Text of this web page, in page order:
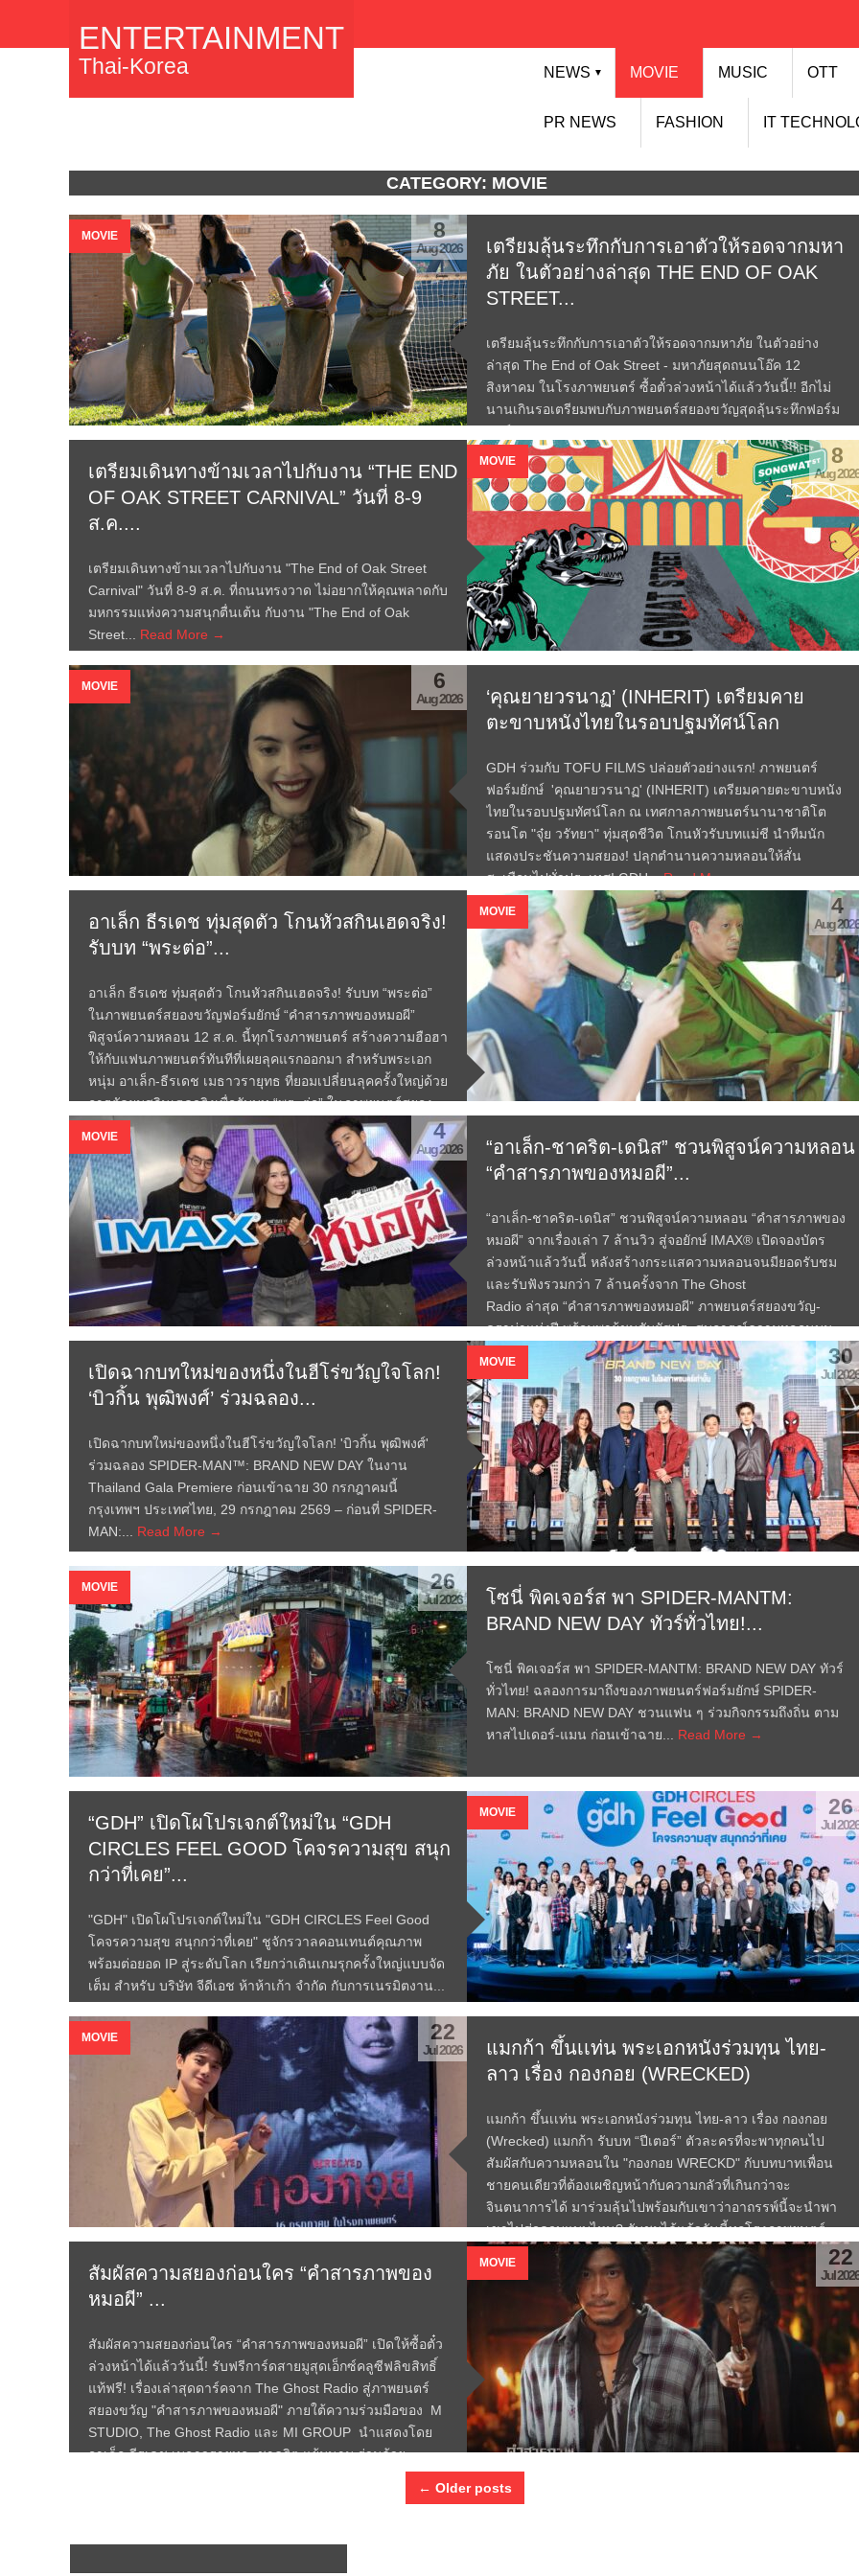
NEWS ▼ MOVIE MUSIC OTT
PR NEWS FASHION IT
ENTERTAINMENT
Thai-Korea
CATEGORY: MOVIE
MOVIE 8
Aug 2026
เตรียมลุ้นระทึกกับการเอาตัวให้รอดจากมหา
ภัย ในตัวอย่างล่าสุด THE END OF OAK
STREET...
เตรียมลุ้นระทึกกับการเอาตัวให้รอดจากมหาภัย ในตัวอย่าง
ล่าสุด The End of Oak Street - มหาภัยสุดถนนโอ๊ค 12
สิงหาคม ในโรงภาพยนตร์ ซื้อตั๋วล่วงหน้าได้แล้ววันนี้!! อีกไม่
นานเกินรอเตรียมพบกับภาพยนตร์สยองขวัญสุดลุ้นระทึกฟอร์ม
MOVIE 8
Aug
เตรียมเดินทางข้ามเวลาไปกับงาน “THE END
OF OAK STREET CARNIVAL” วันที่ 8-9
ส.ค....
เตรียมเดินทางข้ามเวลาไปกับงาน "The End of Oak Street
Carnival" วันที่ 8-9 ส.ค. ที่ถนนทรงวาด ไม่อยากให้คุณพลาดกับ
มหกรรมแห่งความสนุกตื่นเต้น กับงาน "The End of Oak
Street... Read More →
MOVIE 6
Aug 2026
‘คุณยายวรนาฏ’ (INHERIT) เตรียมคาย
ตะขาบหนังไทยในรอบปฐมทัศน์โลก
GDH ร่วมกับ TOFU FILMS ปล่อยตัวอย่างแรก! ภาพยนตร์
ฟอร์มยักษ์ 'คุณยายวรนาฏ' (INHERIT) เตรียมคายตะขาบหนัง
ไทยในรอบปฐมทัศน์โลก ณ เทศกาลภาพยนตร์นานาชาติโต
รอนโต "จุ๋ย วรัทยา" ทุ่มสุดชีวิต โกนหัวรับบทแม่ชี นำทีมนัก
แสดงประชันความสยอง! ปลุกตำนานความหลอนให้สั่น
สะเทือนไปทั่วประเทศ! GDH...Read More →
MOVIE 4
Aug
อาเล็ก ธีรเดช ทุ่มสุดตัว โกนหัวสกินเฮดจริง!
รับบท “พระต่อ”...
อาเล็ก ธีรเดช ทุ่มสุดตัว โกนหัวสกินเฮดจริง! รับบท “พระต่อ”
ในภาพยนตร์สยองขวัญฟอร์มยักษ์ “คำสารภาพของหมอผี”
พิสูจน์ความหลอน 12 ส.ค. นี้ทุกโรงภาพยนตร์ สร้างความฮือฮา
ให้กับแฟนภาพยนตร์ทันทีที่เผยลุคแรกออกมา สำหรับพระเอก
หนุ่ม อาเล็ก-ธีรเดช เมธาวรายุทธ ที่ยอมเปลี่ยนลุคครั้งใหญ่ด้วย
การตัดผมสกินเฮดจริงเพื่อรับบท “พระต่อ” ในภาพยนตร์สยอง
ขวัญเรื่องล่าสุด “คำสารภาพของหมอผี” โดยเจ้าตัวเผยว่าเป็น
คนเสนอไอเดียนี้กับผู้กำกับตั้งแต่ช่วงเตรียมงาน (Pre-
production) เพราะอยากถ่ายทอดความเป็นตัวละครออกมาให้
สมจริงที่สุด อีกทั้งการตัดผมจริงยังช่วยลดเวลาการทำ
เอฟเฟกต์...
Read More →
MOVIE 4
Aug 2026
“อาเล็ก-ชาคริต-เดนิส” ชวนพิสูจน์ความหลอน
“คำสารภาพของหมอผี”...
“อาเล็ก-ชาคริต-เดนิส” ชวนพิสูจน์ความหลอน “คำสารภาพของ
หมอผี” จากเรื่องเล่า 7 ล้านวิว สู่จอยักษ์ IMAX® เปิดจองบัตร
ล่วงหน้าแล้ววันนี้ หลังสร้างกระแสความหลอนจนมียอดรับชม
และรับฟังรวมกว่า 7 ล้านครั้งจาก The Ghost
Radio ล่าสุด “คำสารภาพของหมอผี” ภาพยนตร์สยองขวัญ-
ดราม่าแห่งปี พร้อมพาผู้ชมสัมผัสประสบการณ์ความหลอนบน
จอยักษ์ IMAX® โดย M STUDIO ร่วมกับ The Ghost Radio,...
Read More →
MOVIE 30
Jul
เปิดฉากบทใหม่ของหนึ่งในฮีโร่ขวัญใจโลก!
‘บิวกิ้น พุฒิพงศ์’ ร่วมฉลอง...
เปิดฉากบทใหม่ของหนึ่งในฮีโร่ขวัญใจโลก! 'บิวกิ้น พุฒิพงศ์'
ร่วมฉลอง SPIDER-MAN™: BRAND NEW DAY ในงาน
Thailand Gala Premiere ก่อนเข้าฉาย 30 กรกฎาคมนี้
กรุงเทพฯ ประเทศไทย, 29 กรกฎาคม 2569 – ก่อนที่ SPIDER-
MAN:... Read More →
MOVIE 26
Jul 2026
โซนี่ พิคเจอร์ส พา SPIDER-MANTM:
BRAND NEW DAY ทัวร์ทั่วไทย!...
โซนี่ พิคเจอร์ส พา SPIDER-MANTM: BRAND NEW DAY ทัวร์
ทั่วไทย! ฉลองการมาถึงของภาพยนตร์ฟอร์มยักษ์ SPIDER-
MAN: BRAND NEW DAY ชวนแฟน ๆ ร่วมกิจกรรมถึงถิ่น ตาม
หาสไปเดอร์-แมน ก่อนเข้าฉาย... Read More →
MOVIE 26
Jul
“GDH” เปิดโผโปรเจกต์ใหม่ใน “GDH
CIRCLES FEEL GOOD โคจรความสุข สนุก
กว่าที่เคย”...
"GDH" เปิดโผโปรเจกต์ใหม่ใน "GDH CIRCLES Feel Good
โคจรความสุข สนุกกว่าที่เคย" ชูจักรวาลคอนเทนต์คุณภาพ
พร้อมต่อยอด IP สู่ระดับโลก เรียกว่าเดินเกมรุกครั้งใหญ่แบบจัด
เต็ม สำหรับ บริษัท จีดีเอช ห้าห้าเก้า จำกัด กับการเนรมิตงาน...
MOVIE 22
Jul 2026
แมกก้า ขึ้นเเท่น พระเอกหนังร่วมทุน ไทย-
ลาว เรื่อง กองกอย (WRECKED)
แมกก้า ขึ้นเเท่น พระเอกหนังร่วมทุน ไทย-ลาว เรื่อง กองกอย
(Wrecked) แมกก้า รับบท “ปีเตอร์” ตัวละครที่จะพาทุกคนไป
สัมผัสกับความหลอนใน "กองกอย WRECKD" กับบทบาทเพื่อน
ชายคนเดียวที่ต้องเผชิญหน้ากับความกลัวที่เกินกว่าจะ
จินตนาการได้ มาร่วมลุ้นไปพร้อมกับเขาว่าอาถรรพ์นี้จะนำพา
เขาไปสู่จุดจบแบบไหน? รับชมได้แล้ววันนี้ทุกโรงภาพยนตร์
Read More →
MOVIE 22
Jul
สัมผัสความสยองก่อนใคร “คำสารภาพของ
หมอผี” ...
สัมผัสความสยองก่อนใคร “คำสารภาพของหมอผี” เปิดให้ซื้อตั๋ว
ล่วงหน้าได้แล้ววันนี้! รับฟรีการ์ดสายมูสุดเอ็กซ์คลูซีฟลิขสิทธิ์
แท้ฟรี! เรื่องเล่าสุดดาร์คจาก The Ghost Radio สู่ภาพยนตร์
สยองขวัญ "คำสารภาพของหมอผี" ภายใต้ความร่วมมือของ M
STUDIO, The Ghost Radio และ MI GROUP นำแสดงโดย
อาเล็ก ธีรเดช เมธาวรายุทธ, ชาคริต แย้มนาม ร่วมด้วย...
← Older posts